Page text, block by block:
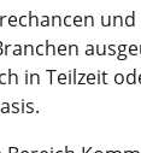
in Teilzeit